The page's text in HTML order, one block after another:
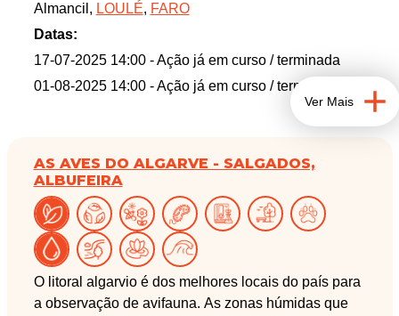
Esta atividade decorre na área protegida Parque
Natural da Ria Formosa e na área do Aspirante a
Geoparque Mundial da UNESCO, Geoparque
Almancil, LOULÉ, FARO
Datas:
17-07-2025 14:00 - Ação já em curso / terminada
01-08-2025 14:00 - Ação já em curso / terminada
Ver Mais
AS AVES DO ALGARVE - SALGADOS,
ALBUFEIRA
O litoral algarvio é dos melhores locais do país para
a observação de avifauna. As zonas húmidas que